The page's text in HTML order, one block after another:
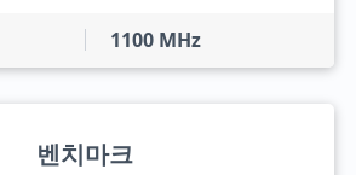
1100 MHz
벤치마크